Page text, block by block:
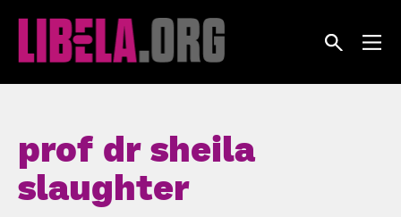
prof dr sheila
slaughter